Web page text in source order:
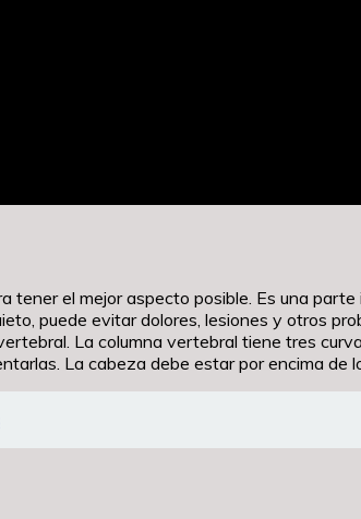
tener el mejor aspecto posible. Es una
puede evitar dolores, lesiones y otros
La columna vertebral tiene tres
La cabeza debe estar por encima de